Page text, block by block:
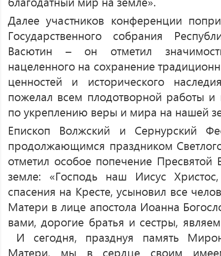
Далее участников конференции
Государственного собрания
Васютин – он отметил
нацеленного на сохранение
ценностей и исторического
пожелал всем плодотворной работы
по укреплению веры и мира на нашей
Епископ Волжский и Сернурский
продолжающимся праздником
отметил особое попечение
земле: «Господь наш Иисус
спасения на Кресте, усыновил все
Матери в лице апостола Иоанна
вами, дорогие братья и сестры,
И сегодня, празднуя память
Матери, мы в сердце своим